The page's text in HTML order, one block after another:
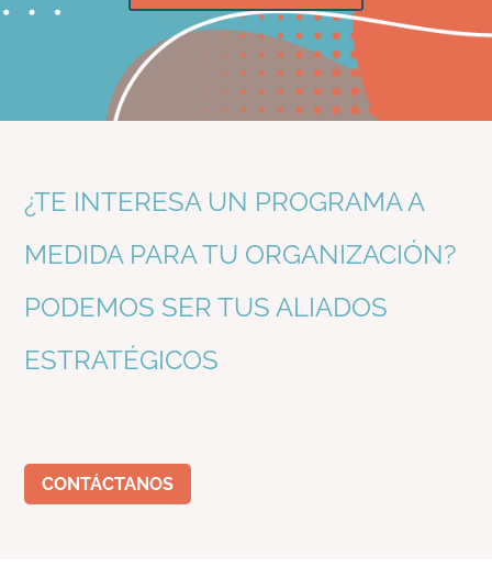
¿TE INTERESA UN PROGRAMA A
MEDIDA PARA TU ORGANIZACIÓN?
PODEMOS SER TUS ALIADOS
ESTRATÉGICOS
CONTÁCTANOS